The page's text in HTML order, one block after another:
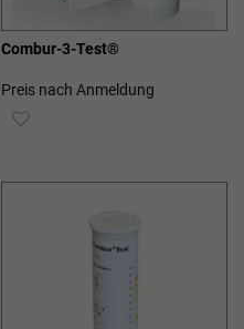
Combur-3-Test®
Preis nach Anmeldung
ZUR